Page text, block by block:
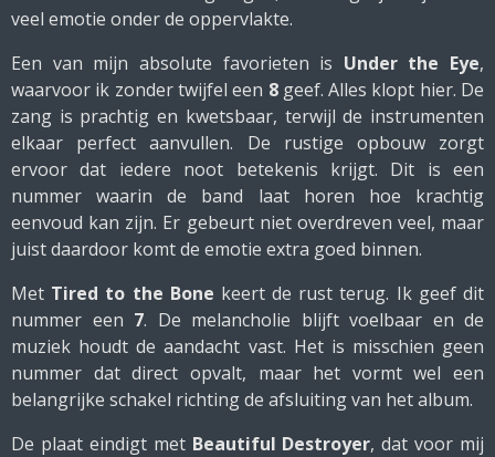
veel emotie onder de oppervlakte.
Een van mijn absolute favorieten is Under the Eye,
waarvoor ik zonder twijfel een 8geef. Alles klopt hier. De
zang is prachtig en kwetsbaar, terwijl de instrumenten
elkaar perfect aanvullen. De rustige opbouw zorgt
ervoor dat iedere noot betekenis krijgt. Dit is een
nummer waarin de band laat horen hoe krachtig
eenvoud kan zijn. Er gebeurt niet overdreven veel, maar
juist daardoor komt de emotie extra goed binnen.
Met Tired to the Bone keert de rust terug. Ik geef dit
nummer een 7. De melancholie blijft voelbaar en de
muziek houdt de aandacht vast. Het is misschien geen
nummer dat direct opvalt, maar het vormt wel een
belangrijke schakel richting de afsluiting van het album.
De plaat eindigt met Beautiful Destroyer, dat voor mij